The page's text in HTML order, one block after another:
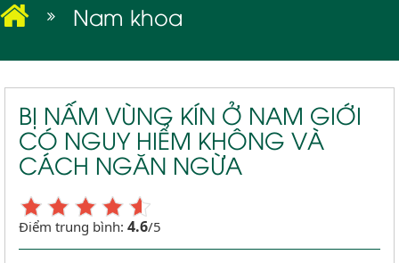
Nam khoa
BỊ NẤM VÙNG KÍN Ở NAM GIỚI
CÓ NGUY HIỂM KHÔNG VÀ
CÁCH NGĂN NGỪA
Điểm trung bình: 4.6/5